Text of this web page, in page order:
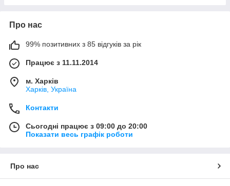
Про нас
99% позитивних з 85 відгуків за рік
Працює з 11.11.2014
м. Харків
Харків, Україна
Контакти
Сьогодні працює з 09:00 до 20:00
Показати весь графік роботи
Про нас